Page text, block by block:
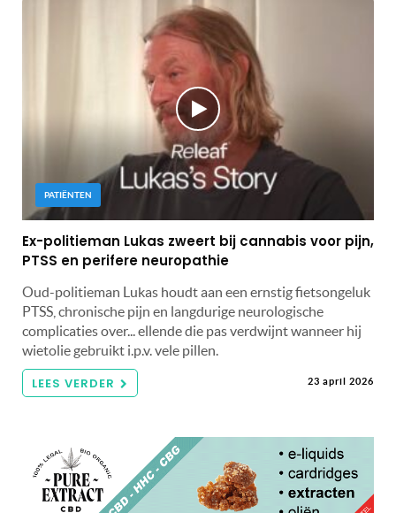
PATIËNTEN
Ex-politieman Lukas zweert bij cannabis voor pijn,
PTSS en perifere neuropathie
Oud-politieman Lukas houdt aan een ernstig fietsongeluk
PTSS, chronische pijn en langdurige neurologische
complicaties over... ellende die pas verdwijnt wanneer hij
wietolie gebruikt i.p.v. vele pillen.
LEES VERDER 23 april 2026